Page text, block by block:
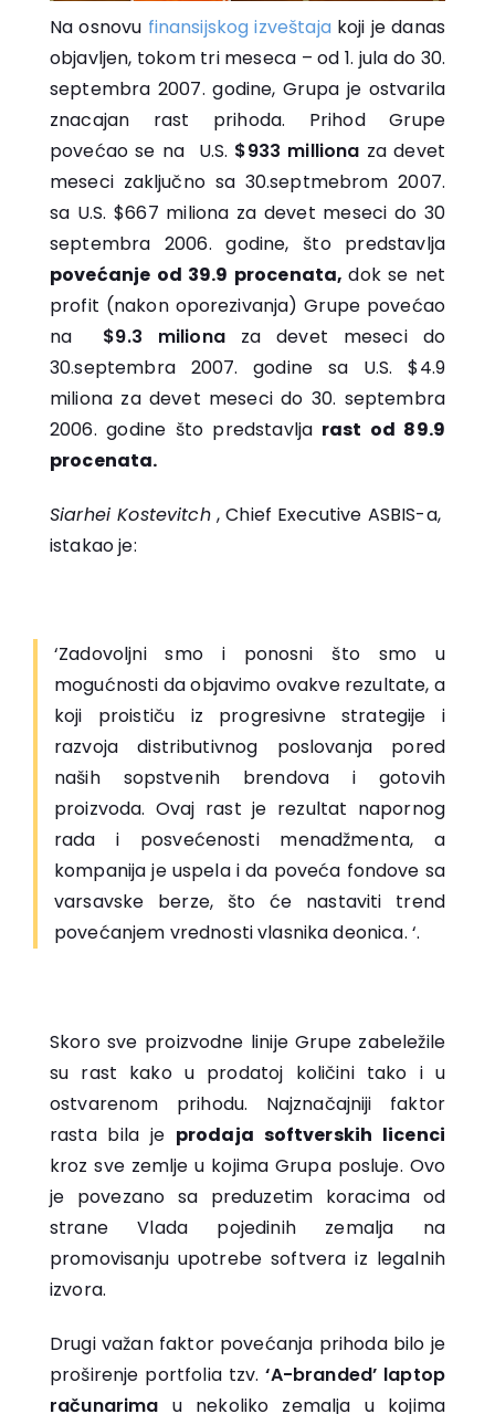
Na osnovu finansijskog izveštajakoji je danas
objavljen, tokom tri meseca – od 1. jula do 30.
septembra 2007. godine, Grupa je ostvarila
znacajan rast prihoda. Prihod Grupe
povećao se na U.S. $933 milliona za devet
meseci zaključno sa 30.septmebrom 2007.
sa U.S. $667 miliona za devet meseci do 30
septembra 2006. godine, što predstavlja
povećanje od 39.9 procenata,dok se net
profit (nakon oporezivanja) Grupe povećao
na $9.3 milionaza devet meseci do
30.septembra 2007. godine sa U.S. $4.9
miliona za devet meseci do 30. septembra
2006. godine što predstavlja rast od 89.9
procenata.
Siarhei Kostevitch, Chief Executive ASBIS-a,
istakao je:
‘Zadovoljni smo i ponosni što smo u
mogućnosti da objavimo ovakve rezultate, a
koji proističu iz progresivne strategije i
razvoja distributivnog poslovanja pored
naših sopstvenih brendova i gotovih
proizvoda. Ovaj rast je rezultat napornog
rada i posvećenosti menadžmenta, a
kompanija je uspela i da poveća fondove sa
varsavske berze, što će nastaviti trend
povećanjem vrednosti vlasnika deonica. ‘.
Skoro sve proizvodne linije Grupe zabeležile
su rast kako u prodatoj količini tako i u
ostvarenom prihodu. Najznačajniji faktor
rasta bila je prodaja softverskih licenci
kroz sve zemlje u kojima Grupa posluje. Ovo
je povezano sa preduzetim koracima od
strane Vlada pojedinih zemalja na
promovisanju upotrebe softvera iz legalnih
izvora.
Drugi važan faktor povećanja prihoda bilo je
proširenje portfolia tzv.‘A-branded’ laptop
računarima u nekoliko zemalja u kojima